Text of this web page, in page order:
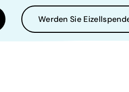
Werden Sie